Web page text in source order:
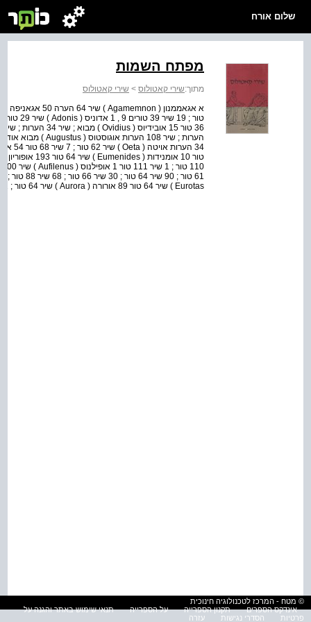
שלום אורח
מפתח השמות
מתוך:שירי קאטולוס > שירי קאטולוס
Eurotas ) שיר 64 טור 89 אורורה ( Aurora ) שיר 64 טור ; 271 שיר 64 הערה 40 אורטיגיה ( Ort...
© מטח - המרכז לטכנולוגיה חינוכית
אינדקס הספרים
תקנון הספרייה על הספרייה
תנאי שימוש באתר והגנה על
פרטיות
הסדרי נגישות עזרה